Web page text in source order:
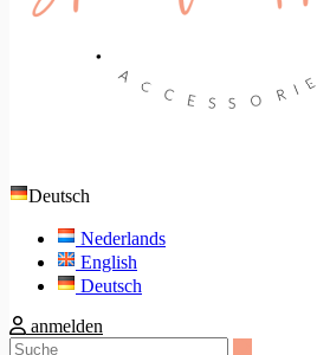
Deutsch
Nederlands
English
Deutsch
anmelden